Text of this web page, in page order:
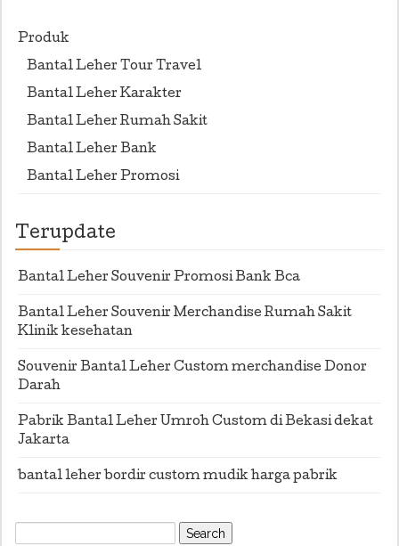
Produk
Bantal Leher Tour Travel
Bantal Leher Karakter
Bantal Leher Rumah Sakit
Bantal Leher Bank
Bantal Leher Promosi
Terupdate
Bantal Leher Souvenir Promosi Bank Bca
Bantal Leher Souvenir Merchandise Rumah Sakit
Klinik kesehatan
Souvenir Bantal Leher Custom merchandise Donor
Darah
Pabrik Bantal Leher Umroh Custom di Bekasi dekat
Jakarta
bantal leher bordir custom mudik harga pabrik
Search